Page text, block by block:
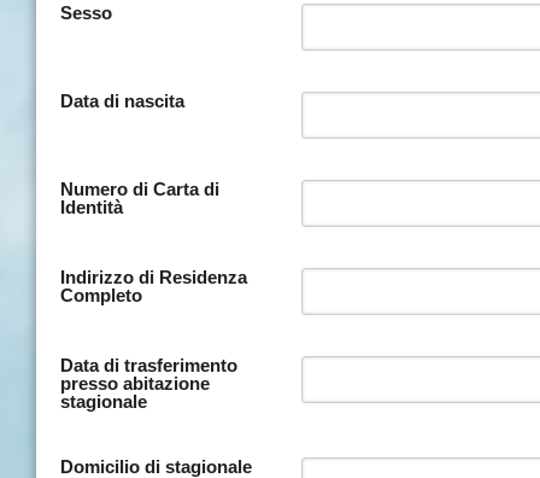
Sesso
Data di nascita
Numero di Carta di
Identità
Indirizzo di Residenza
Completo
Data di trasferimento
presso abitazione
stagionale
Domicilio di stagionale